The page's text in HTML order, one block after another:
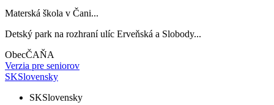
Materská škola v Čani...
Detský park na rozhraní ulíc Erveňská a Slobody...
ObecČAŇA
Verzia pre seniorov
SKSlovensky
SKSlovensky